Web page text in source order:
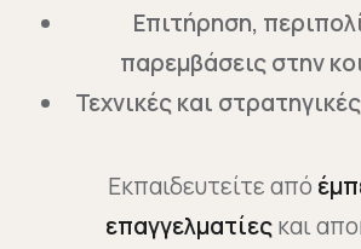
Επιτήρηση,
παρεμβάσεις στην
Τεχνικές και
Εκπαιδευτείτε από
επαγγελματίεςκαι